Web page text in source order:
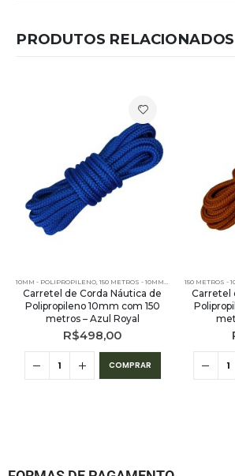
PRODUTOS RELACIONADOS
10MM - POLIPROPILENO, 150 METROS - 10MM - POLIPROPILENO ,
Carretel de Corda Náutica de
Polipropileno 10mm com 150
metros – Azul Royal
R$498,00
COMPRAR
150 METROS -
Carretel